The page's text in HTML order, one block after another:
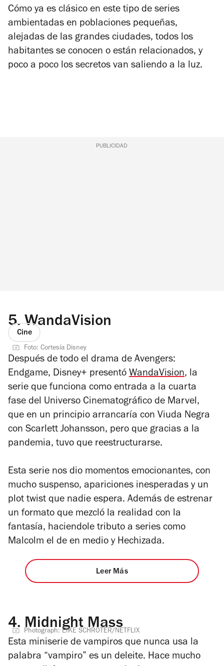
Cómo ya es clásico en este tipo de series
ambientadas en poblaciones pequeñas,
alejadas de las grandes ciudades, todos los
habitantes se conocen o están relacionados, y
poco a poco los secretos van saliendo a la luz.
PUBLICIDAD
5. WandaVision
Cine
Foto: Cortesía Disney
Después de todo el drama de Avengers:
Endgame, Disney+ presentó WandaVision, la
serie que funciona como entrada a la cuarta
fase del Universo Cinematográfico de Marvel,
que en un principio arrancaría con Viuda Negra
con Scarlett Johansson, pero que gracias a la
pandemia, tuvo que reestructurarse.
Esta serie nos dio momentos emocionantes, con
mucho suspenso, apariciones inesperadas y un
plot twist que nadie espera. Además de estrenar
un formato que mezcló la realidad con la
fantasía, haciendole tributo a series como
Malcolm el de en medio y Hechizada.
Leer Más
4. Midnight Mass
Photograph: EIKE SCHROTER/NETFLIX
Esta miniserie de vampiros que nunca usa la
palabra “vampiro” es un deleite. Hace mucho